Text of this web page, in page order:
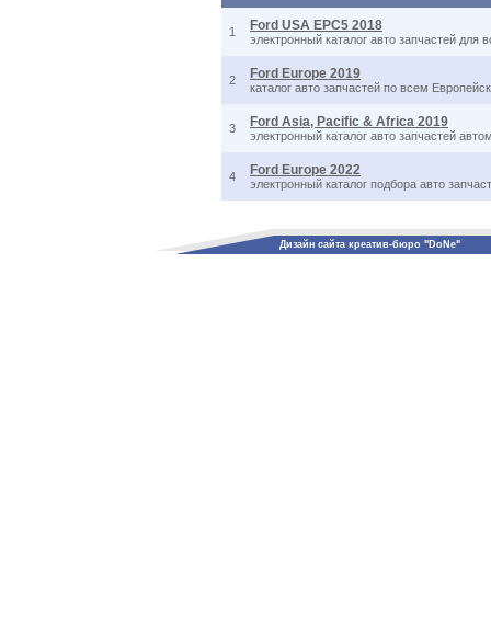
1 Ford USA EPC5 2018
электронный каталог авто запчастей
2 Ford Europe 2019
каталог авто запчастей по всем
3 Ford Asia, Pacific & Africa 2019
электронный каталог авто запчастей
4 Ford Europe 2022
электронный каталог подбора авто
Дизайн сайта креатив-бюро "DoNe"